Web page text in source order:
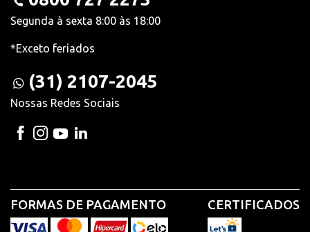
Segunda à sexta 8:00 às 18:00
*Exceto feriados
(31) 2107-2045
Nossas Redes Sociais
FORMAS DE PAGAMENTO CERTIFICADOS